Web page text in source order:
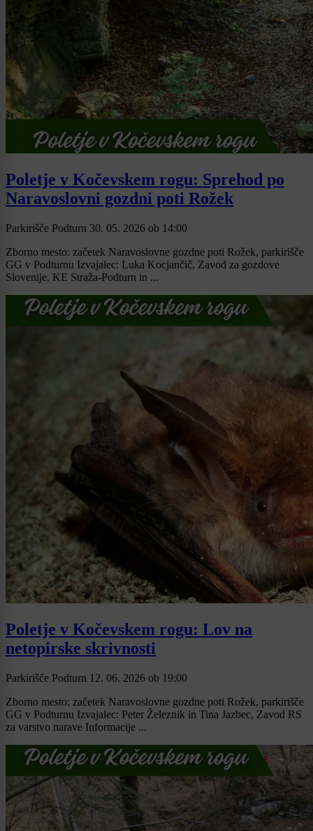
Poletje v Kočevskem rogu: Sprehod po
Naravoslovni gozdni poti Rožek
Parkirišče Podturn 30. 05. 2026 ob 14:00
Zborno mesto: začetek Naravoslovne gozdne poti Rožek, parkirišče
GG v Podturnu Izvajalec: Luka Kocjančič, Zavod za gozdove
Slovenije, KE Straža-Podturn in ...
Poletje v Kočevskem rogu: Lov na
netopirske skrivnosti
Parkirišče Podturn 12. 06. 2026 ob 19:00
Zborno mesto: začetek Naravoslovne gozdne poti Rožek, parkirišče
GG v Podturnu Izvajalec: Peter Železnik in Tina Jazbec, Zavod RS
za varstvo narave Informacije ...